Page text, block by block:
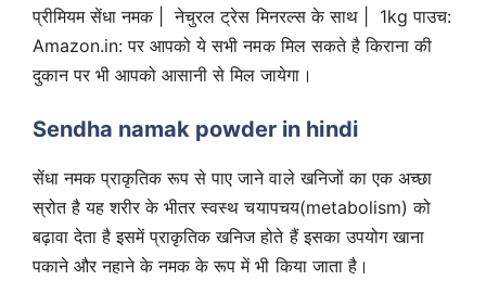
प्रीमियम सेंधा नमक | नेचुरल ट्रेस मिनरल्स के साथ | 1kg पाउच:
Amazon.in: पर आपको ये सभी नमक मिल सकते है किराना की
दुकान पर भी आपको आसानी से मिल जायेगा।
Sendha namak powder in hindi
सेंधा नमक प्राकृतिक रूप से पाए जाने वाले खनिजों का एक अच्छा
स्रोत है यह शरीर के भीतर स्वस्थ चयापचय(metabolism) को
बढ़ावा देता है इसमें प्राकृतिक खनिज होते हैं इसका उपयोग खाना
पकाने और नहाने के नमक के रूप में भी किया जाता है।